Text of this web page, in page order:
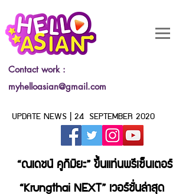
Contact work :
myhelloasian@gmail.com
UPDATE NEWS | 24 SEPTEMBER 2020
“ณเดชน์ คูกิมิยะ” ขึ้นแท่นพรีเซ็นเตอร์
“Krungthai NEXT” เวอร์ชั่นล่าสุด